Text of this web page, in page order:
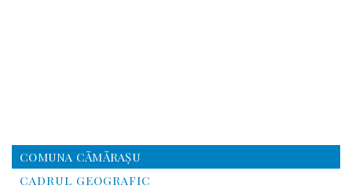
COMUNA CĂMĂRAȘU
CADRUL GEOGRAFIC